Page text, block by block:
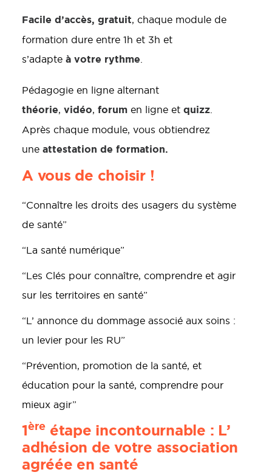
Facile d’accès, gratuit, chaque module de
formation dure entre 1h et 3h et
s’adapte à votre rythme
Pédagogie en ligne alternant
théorie, vidéo, forum en ligne et quizz
Après chaque module, vous obtiendrez
une attestation de formation.
A vous de choisir !
“Connaître les droits des usagers du système
de santé”
“La santé numérique”
“Les Clés pour connaître, comprendre et agir
sur les territoires en santé”
“L’ annonce du dommage associé aux soins :
un levier pour les RU”
“Prévention, promotion de la santé, et
éducation pour la santé, comprendre pour
mieux agir”
1ère étape incontournable : L’
adhésion de votre association
agréée en santé